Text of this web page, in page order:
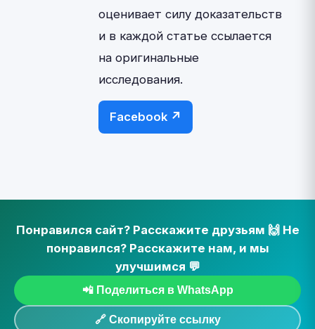
оценивает силу доказательств
и в каждой статье ссылается
на оригинальные
исследования.
Facebook ↗
Понравился сайт? Расскажите друзьям 🙌 Не
понравился? Расскажите нам, и мы
улучшимся 💬
📲 Поделиться в WhatsApp
🔗 Скопируйте ссылку